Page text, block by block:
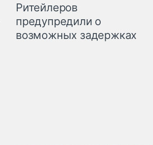
Ритейлеров
предупредили о
возможных задержках